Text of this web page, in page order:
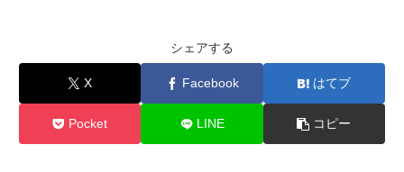
シェアする
X Facebook はてブ
Pocket LINE コピー